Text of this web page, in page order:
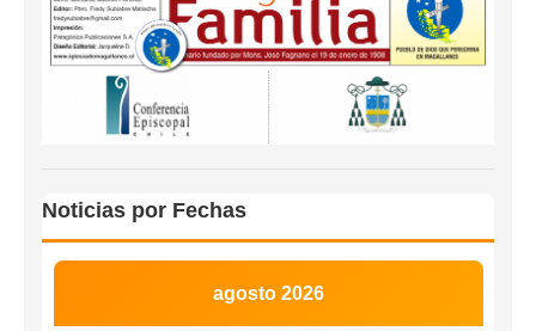
Noticias por Fechas
agosto 2026